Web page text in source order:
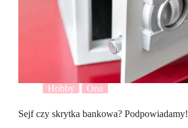
Hobby Ona
Sejf czy skrytka bankowa? Podpowiadamy!